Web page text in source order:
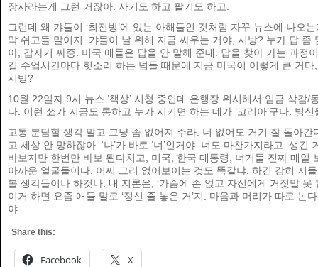
장사라는게 그런 거잖아. 사기도 하고 팔기도 하고.
그런데 왜 갸들이 ‘최전방’에 있는 아해들인 것처럼 자꾸 뉴스에 나오
막 쉬고들 말이지. 갸들이 날 위해 지금 싸우는 거야, 시방? 누가 답 좀
아, 갑자기 짜증. 미국 애들은 답을 안 말해 준대. 답을 찾아 가는 과정
길 수업시간마다 헛소리 하는 넘들 때문에 지금 미국이 이렇게 큰 거다
시방?
10월 22일자 9시 뉴스 ‘책상’ 시청 중인데 은행장 위시해서 임금 삭감/
다. 이런 쑈가 지금도 통하고 누가 시키면 하는 데가 ‘코리아’구나. 병신
고통 분담할 생각 말고 그냥 좀 없어져 주라. 너 없어도 거기 잘 돌아간
고 세상 안 망하잖아. ‘나’가 바로 ‘너’인거야. 너도 마찬가지라고. 생긴
바보지만 한번만 바보 된다치고, 미국, 한국 대통령, 너거들 진짜 매일
아까운 얼굴들이다. 어찌 그리 없어보이는 것도 똑같냐. 하긴 감히 지
볼 생각들이나 하것나. 내 지론은, ‘가슴에 손 얹고 자신에게 거짓말 못
이거 하면 요즘 애들 말로 ‘정신 줄 놓은 거’지. 마음과 머리가 따로 논
야.
Share this:
Facebook X